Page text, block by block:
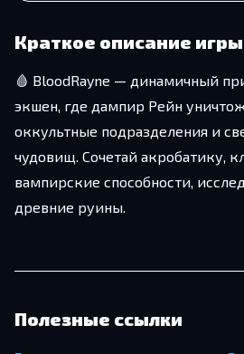
Краткое описание игры
🩸 BloodRayne — динамичный
экшен, где дампир Рейн
оккультные подразделения и
чудовищ. Сочетай акробатику,
вампирские способности,
древние руины.
Полезные ссылки